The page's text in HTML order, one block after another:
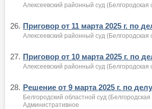
Алексеевский районный суд (Белгородская
26. Приговор от 11 марта 2025 г. по
Алексеевский районный суд (Белгородская
27. Приговор от 10 марта 2025 г. по
Алексеевский районный суд (Белгородская
28. Решение от 9 марта 2025 г. по
Белгородский областной суд (Белгородская
Административное